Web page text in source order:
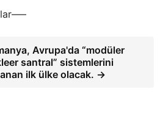
Avrupa'da “modüler
santral” sistemlerini
ilk ülke olacak. →